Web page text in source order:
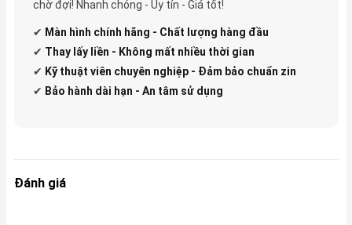
chờ đợi! Nhanh chóng - Uy tín - Giá tốt!
✔ Màn hình chính hãng - Chất lượng hàng đầu
✔ Thay lấy liền - Không mất nhiều thời gian
✔ Kỹ thuật viên chuyên nghiệp - Đảm bảo chuẩn zin
✔ Bảo hành dài hạn - An tâm sử dụng
Đánh giá